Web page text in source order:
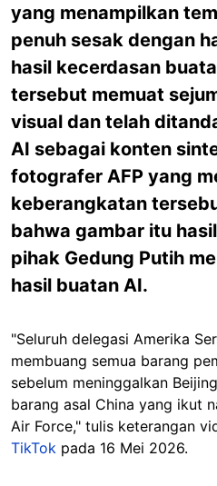
yang menampilkan
penuh sesak dengan
hasil kecerdasan
tersebut memuat
visual dan telah
AI sebagai konten
fotografer AFP yang
keberangkatan
bahwa gambar itu
pihak Gedung Putih
hasil buatan AI.
"Seluruh delegasi Amerika
membuang semua barang
sebelum meninggalkan
barang asal China yang ikut
Air Force," tulis keterangan
TikTok pada 16 Mei 2026.